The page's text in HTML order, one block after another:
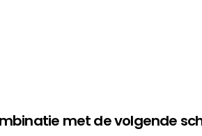
met de volgende